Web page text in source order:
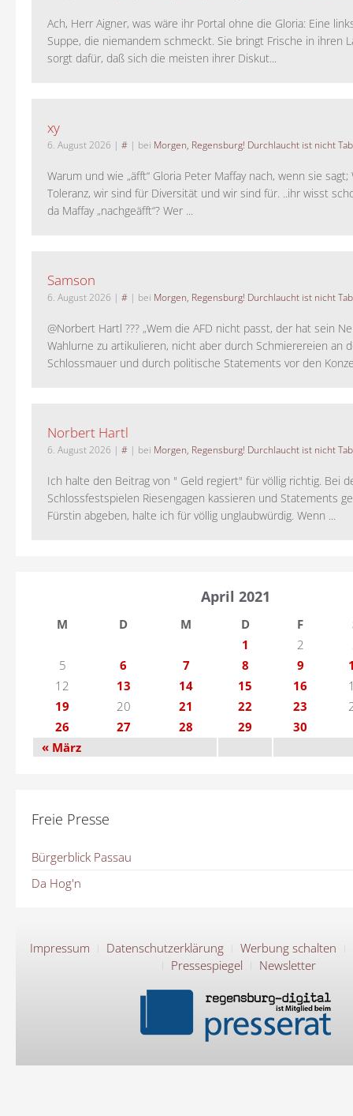
Ach, Herr Aigner, was wäre ihr Portal ohne die Gloria: Eine
Suppe, die niemandem schmeckt. Sie bringt Frische in ihren
sorgt dafür, daß sich die meisten ihrer Diskut...
xy
6. August 2026 | # | bei Morgen, Regensburg! Durchlaucht ist nicht
Warum und wie „äfft“ Gloria Peter Maffay nach, wenn sie
Toleranz, wir sind für Diversität und wir sind für. ..ihr wisst
da Maffay „nachgeäfft“? Wer ...
Samson
6. August 2026 | # | bei Morgen, Regensburg! Durchlaucht ist nicht
@Norbert Hartl ??? „Wem die AFD nicht passt, der hat sein
Wahlurne zu artikulieren, nicht aber durch Schmierereien an
Schlossmauer und durch politische Statements vor den
Norbert Hartl
6. August 2026 | # | bei Morgen, Regensburg! Durchlaucht ist nicht
Ich halte den Beitrag von " Geld regiert" für völlig richtig. Bei
Schlossfestspielen Riesengagen kassieren und Statements
Fürstin abgeben, halte ich für völlig unglaubwürdig. Wenn ...
April 2021
M D M D F
1
2
5
6 7 8 9
12
13 14 15 16
19
20 21 22 23
26
27 28 29
30
« März
Freie Presse
Bürgerblick Passau
Da Hog'n
Impressum Datenschutzerklärung
Werbung schalten
Pressespiegel
Newsletter